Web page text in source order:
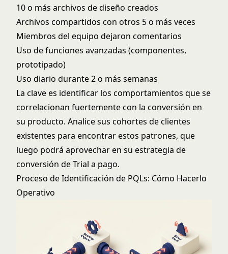
10 o más archivos de diseño creados
Archivos compartidos con otros 5 o más veces
Miembros del equipo dejaron comentarios
Uso de funciones avanzadas (componentes,
prototipado)
Uso diario durante 2 o más semanas
La clave es identificar los comportamientos que se
correlacionan fuertemente con la conversión en
su producto. Analice sus cohortes de clientes
existentes para encontrar estos patrones, que
luego podrá aprovechar en su estrategia de
conversión de Trial a pago.
Proceso de Identificación de PQLs: Cómo Hacerlo
Operativo